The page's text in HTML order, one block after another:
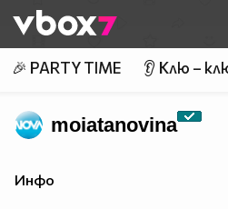
👾
🎉 PARTY TIME 👂 Клю –
moiatanovina
Инфо